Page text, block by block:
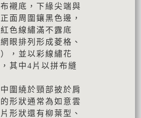
襯底，下緣尖端與
面周圍鑲黑色邊，
色線繡滿不露底
眼排列形成菱格、
，並以彩線繡花
其中4片以拼布縫
圍繞於頸部披於肩
形狀通常為如意雲
形狀還有柳葉型、